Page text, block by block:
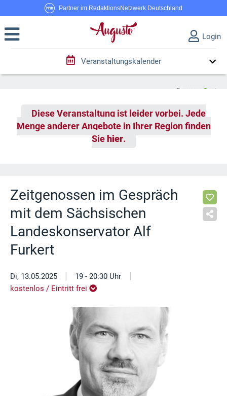
Partner im RedaktionsNetzwerk Deutschland
Login
Veranstaltungskalender
Diese Veranstaltung ist leider vorbei. Jede
Menge anderer Angebote in Ihrer Region finden
Sie hier.
Zeitgenossen im Gespräch
mit dem Sächsischen
Landeskonservator Alf
Furkert
Di, 13.05.2025 | 19 - 20:30 Uhr |
kostenlos / Eintritt frei